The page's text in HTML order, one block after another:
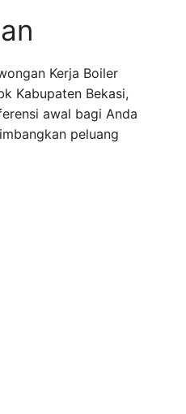
Kerja Boiler
Kabupaten Bekasi,
awal bagi Anda
peluang